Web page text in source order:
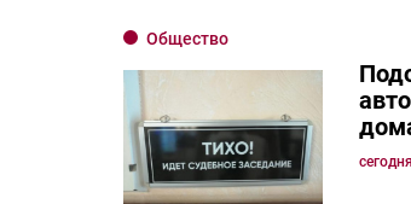
Общество